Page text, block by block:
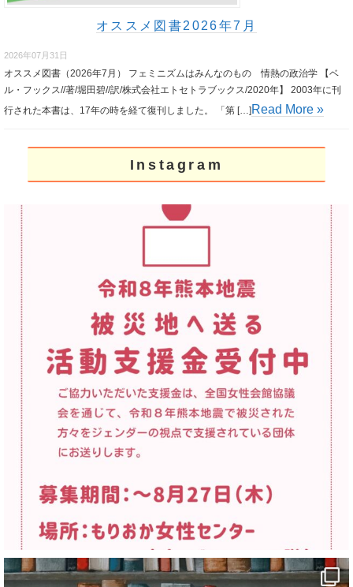
オススメ図書2026年7月
2026年07月31日
オススメ図書（2026年7月） フェミニズムはみんなのもの 情熱の政治学 【ベ
ル・フックス//著/堀田碧//訳/株式会社エトセトラブックス/2020年】 2003年に刊
行された本書は、17年の時を経て復刊しました。 「第 […] Read More »
Instagram